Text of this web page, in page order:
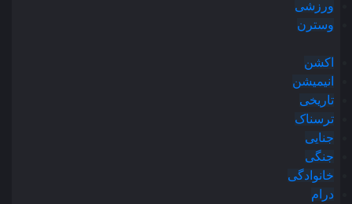
ورزشی
وسترن
اکشن
انیمیشن
تاریخی
ترسناک
جنایی
جنگی
خانوادگی
درام